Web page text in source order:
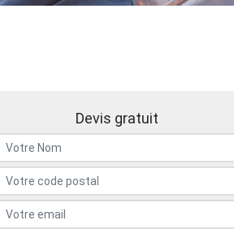
Devis gratuit